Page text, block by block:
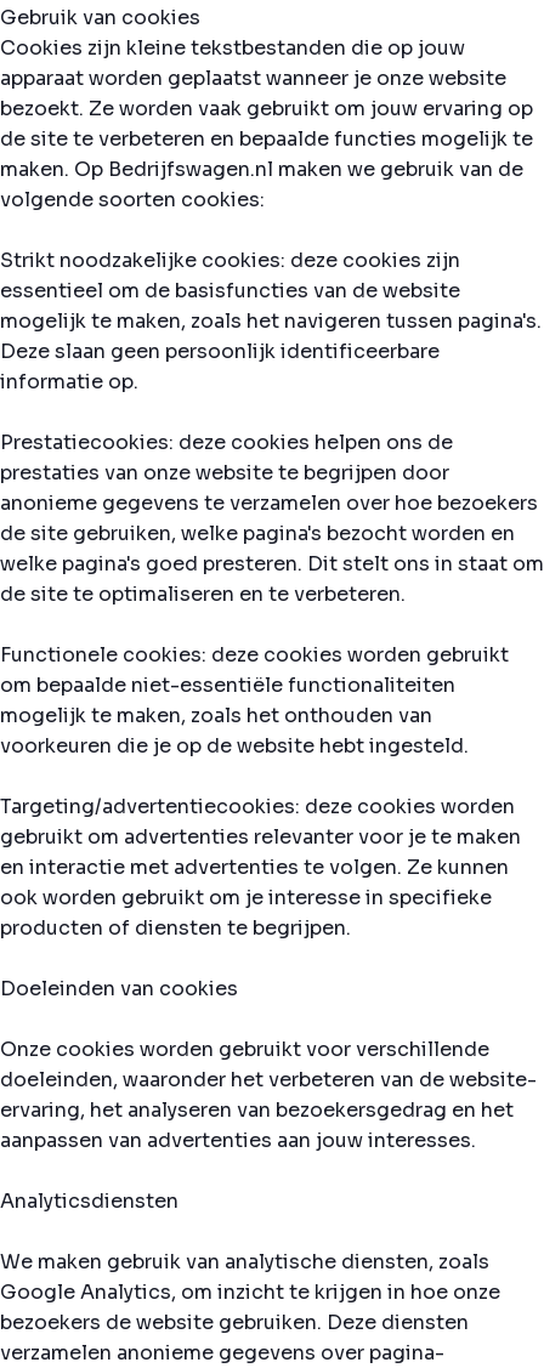
Gebruik van cookies
Cookies zijn kleine tekstbestanden die op jouw
apparaat worden geplaatst wanneer je onze website
bezoekt. Ze worden vaak gebruikt om jouw ervaring op
de site te verbeteren en bepaalde functies mogelijk te
maken. Op Bedrijfswagen.nl maken we gebruik van de
volgende soorten cookies:
Strikt noodzakelijke cookies: deze cookies zijn
essentieel om de basisfuncties van de website
mogelijk te maken, zoals het navigeren tussen pagina's.
Deze slaan geen persoonlijk identificeerbare
informatie op.
Prestatiecookies: deze cookies helpen ons de
prestaties van onze website te begrijpen door
anonieme gegevens te verzamelen over hoe bezoekers
de site gebruiken, welke pagina's bezocht worden en
welke pagina's goed presteren. Dit stelt ons in staat om
de site te optimaliseren en te verbeteren.
Functionele cookies: deze cookies worden gebruikt
om bepaalde niet-essentiële functionaliteiten
mogelijk te maken, zoals het onthouden van
voorkeuren die je op de website hebt ingesteld.
Targeting/advertentiecookies: deze cookies worden
gebruikt om advertenties relevanter voor je te maken
en interactie met advertenties te volgen. Ze kunnen
ook worden gebruikt om je interesse in specifieke
producten of diensten te begrijpen.
Doeleinden van cookies
Onze cookies worden gebruikt voor verschillende
doeleinden, waaronder het verbeteren van de website-
ervaring, het analyseren van bezoekersgedrag en het
aanpassen van advertenties aan jouw interesses.
Analyticsdiensten
We maken gebruik van analytische diensten, zoals
Google Analytics, om inzicht te krijgen in hoe onze
bezoekers de website gebruiken. Deze diensten
verzamelen anonieme gegevens over pagina-